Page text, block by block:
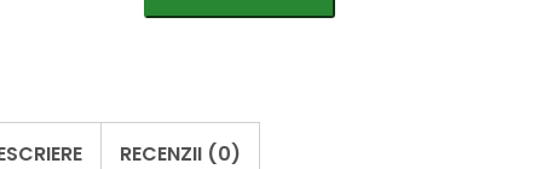
RECENZII (0)